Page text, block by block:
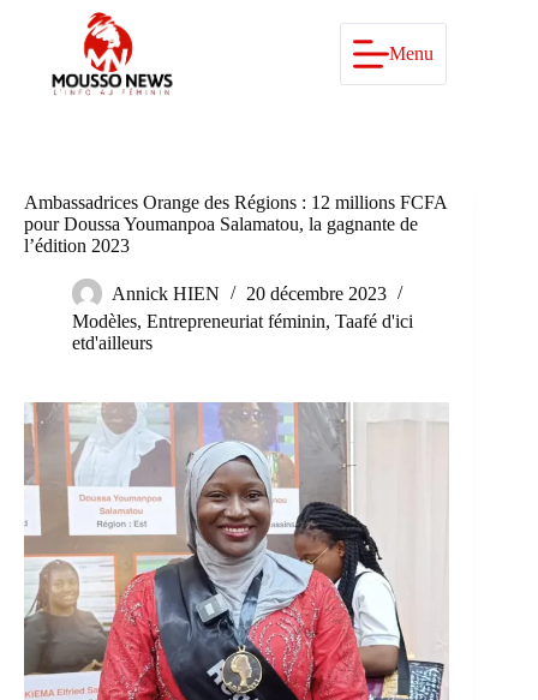
Menu
Ambassadrices Orange des Régions : 12 millions FCFA
pour Doussa Youmanpoa Salamatou, la gagnante de
l’édition 2023
Annick HIEN
20 décembre 2023
Modèles, Entrepreneuriat féminin, Taafé d'ici
etd'ailleurs